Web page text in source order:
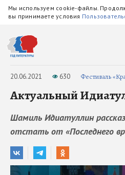
Мы используем cookie-файлы.
вы принимаете условия
20.06.2021 630 Фестиваль
Актуальный
Шамиль Идиатуллин
отстать от «Последнего